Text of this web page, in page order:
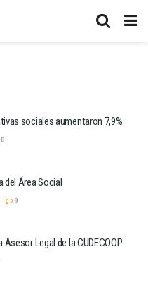
sociales aumentaron 7,9%
0
del Área Social
9
Legal de la CUDECOOP